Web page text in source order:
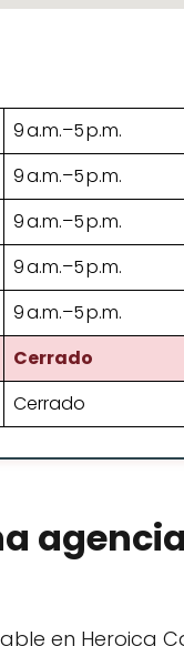
9 a.m.–5 p.m.
9 a.m.–5 p.m.
9 a.m.–5 p.m.
9 a.m.–5 p.m.
9 a.m.–5 p.m.
Cerrado
Cerrado
en Heroica